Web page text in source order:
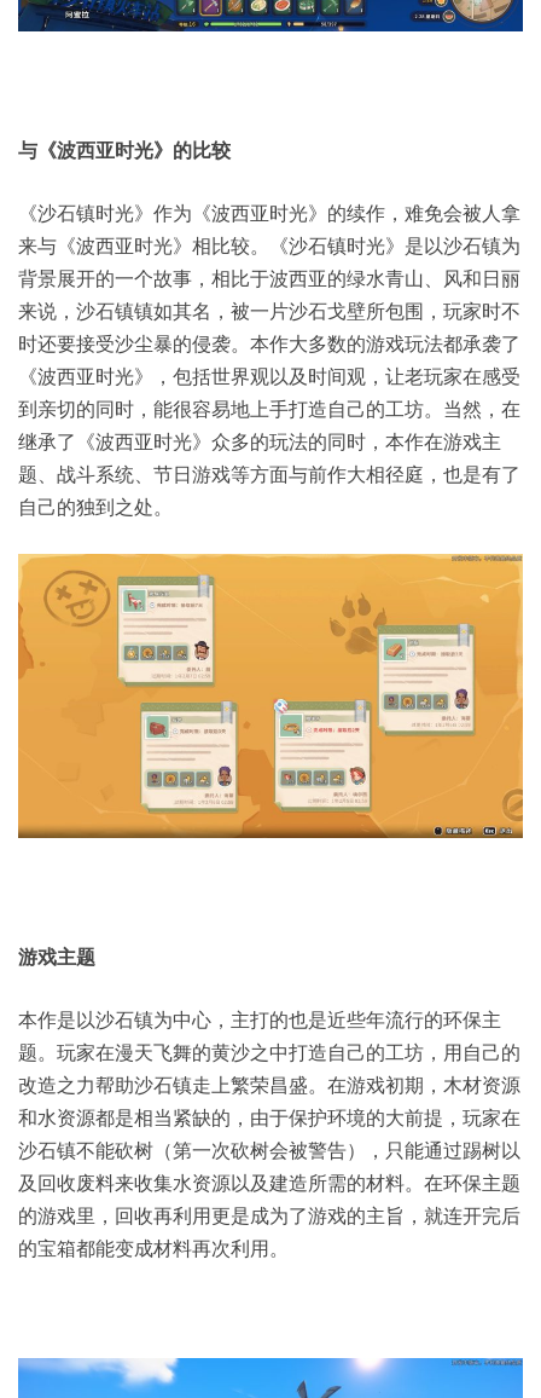
与《波西亚时光》的比较
《沙石镇时光》作为《波西亚时光》的续作，难免会被人拿
来与《波西亚时光》相比较。《沙石镇时光》是以沙石镇为
背景展开的一个故事，相比于波西亚的绿水青山、风和日丽
来说，沙石镇镇如其名，被一片沙石戈壁所包围，玩家时不
时还要接受沙尘暴的侵袭。本作大多数的游戏玩法都承袭了
《波西亚时光》，包括世界观以及时间观，让老玩家在感受
到亲切的同时，能很容易地上手打造自己的工坊。当然，在
继承了《波西亚时光》众多的玩法的同时，本作在游戏主
题、战斗系统、节日游戏等方面与前作大相径庭，也是有了
自己的独到之处。
游戏主题
本作是以沙石镇为中心，主打的也是近些年流行的环保主
题。玩家在漫天飞舞的黄沙之中打造自己的工坊，用自己的
改造之力帮助沙石镇走上繁荣昌盛。在游戏初期，木材资源
和水资源都是相当紧缺的，由于保护环境的大前提，玩家在
沙石镇不能砍树（第一次砍树会被警告），只能通过踢树以
及回收废料来收集水资源以及建造所需的材料。在环保主题
的游戏里，回收再利用更是成为了游戏的主旨，就连开完后
的宝箱都能变成材料再次利用。